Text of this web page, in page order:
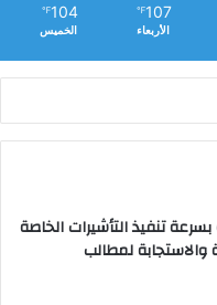
107
℉
الأربعاء
104
℉
الخميس
تنفيذ التأشيرات الخاصة
والاستجابة لمطالب